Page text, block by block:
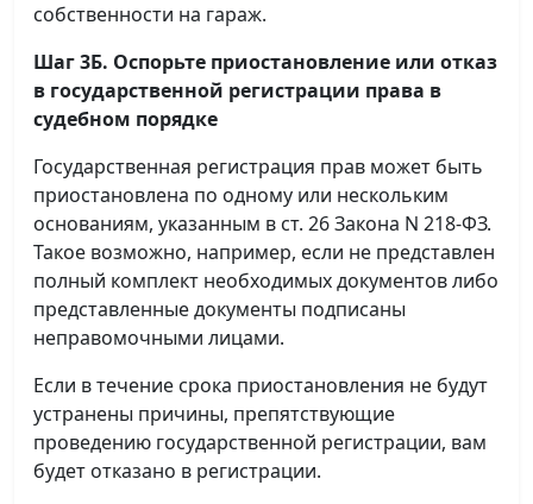
собственности на гараж.
Шаг 3Б. Оспорьте приостановление или отказ
в государственной регистрации права в
судебном порядке
Государственная регистрация прав может быть
приостановлена по одному или нескольким
основаниям, указанным в ст. 26 Закона N 218-ФЗ.
Такое возможно, например, если не представлен
полный комплект необходимых документов либо
представленные документы подписаны
неправомочными лицами.
Если в течение срока приостановления не будут
устранены причины, препятствующие
проведению государственной регистрации, вам
будет отказано в регистрации.